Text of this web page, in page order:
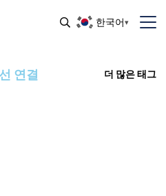
한국어
연결 더 많은 태그